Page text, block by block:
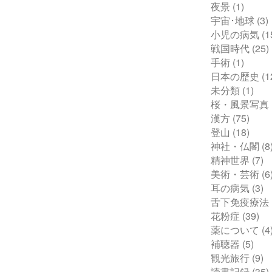
夜景 (1)
宇宙･地球 (3)
小児の病気
戦国時代 (25)
手術 (1)
日本の歴史
未分類 (1)
桜・風景写真
漢方 (75)
登山 (18)
神社・仏閣 (8)
精神世界 (7)
美術・芸術 (6)
耳の病気 (3)
舌下免疫療法
花粉症 (39)
薬について (4)
補聴器 (5)
観光旅行 (9)